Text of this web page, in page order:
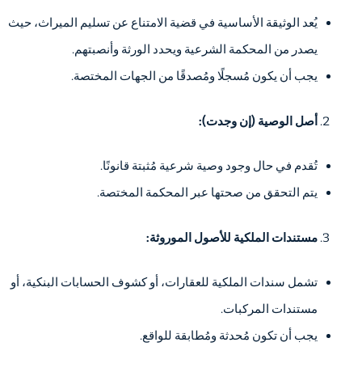
يُعد الوثيقة الأساسية في قضية الامتناع عن تسليم الميراث، حيث
يصدر من المحكمة الشرعية ويحدد الورثة وأنصبتهم.
يجب أن يكون مُسجلًا ومُصدقًا من الجهات المختصة.
أصل الوصية (إن وجدت):
تُقدم في حال وجود وصية شرعية مُثبتة قانونًا.
يتم التحقق من صحتها عبر المحكمة المختصة.
مستندات الملكية للأصول الموروثة:
تشمل سندات الملكية للعقارات، أو كشوف الحسابات البنكية، أو
مستندات المركبات.
يجب أن تكون مُحدثة ومُطابقة للواقع.